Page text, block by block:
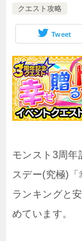
クエスト攻略
Tweet
モンスト3周年
スデー(究極)
ランキングと
めています。